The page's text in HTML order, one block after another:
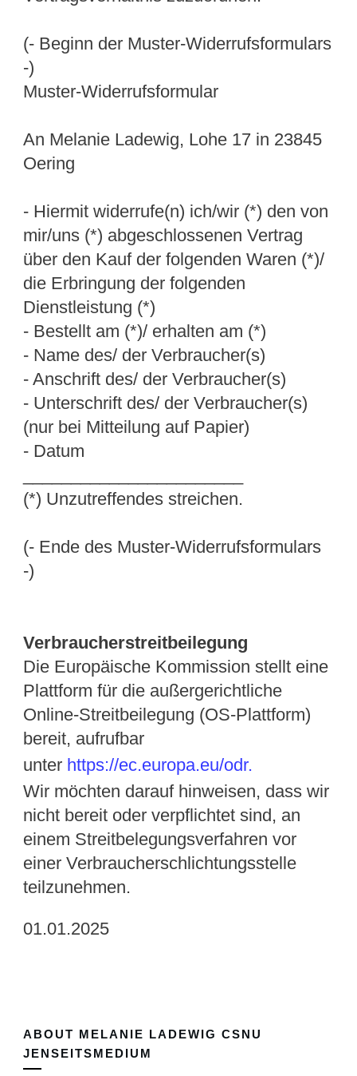
(- Beginn der Muster-Widerrufsformulars
-)
Muster-Widerrufsformular
An Melanie Ladewig, Lohe 17 in 23845
Oering
- Hiermit widerrufe(n) ich/wir (*) den von
mir/uns (*) abgeschlossenen Vertrag
über den Kauf der folgenden Waren (*)/
die Erbringung der folgenden
Dienstleistung (*)
- Bestellt am (*)/ erhalten am (*)
- Name des/ der Verbraucher(s)
- Anschrift des/ der Verbraucher(s)
- Unterschrift des/ der Verbraucher(s)
(nur bei Mitteilung auf Papier)
- Datum
(*) Unzutreffendes streichen.
(- Ende des Muster-Widerrufsformulars
-)
Verbraucherstreitbeilegung
Die Europäische Kommission stellt eine
Plattform für die außergerichtliche
Online-Streitbeilegung (OS-Plattform)
bereit, aufrufbar
unter https://ec.europa.eu/odr.
Wir möchten darauf hinweisen, dass wir
nicht bereit oder verpflichtet sind, an
einem Streitbelegungsverfahren vor
einer Verbraucherschlichtungsstelle
teilzunehmen.
01.01.2025
ABOUT MELANIE LADEWIG CSNU
JENSEITSMEDIUM